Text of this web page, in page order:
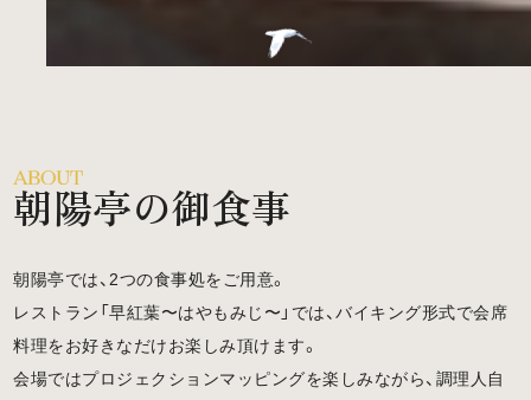
朝陽亭の御食事
朝陽亭では、2つの食事処をご用意。
レストラン「早紅葉〜はやもみじ〜」では、バイキング形式で会席
料理をお好きなだけお楽しみ頂けます。
会場ではプロジェクションマッピングを楽しみながら、調理人自